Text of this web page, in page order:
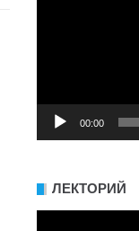
00:00
ЛЕКТОРИЙ